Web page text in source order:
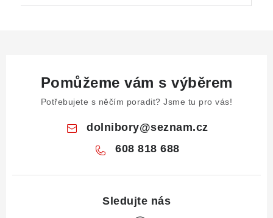
Pomůžeme vám s výběrem
Potřebujete s něčím poradit? Jsme tu pro vás!
dolnibory@seznam.cz
608 818 688